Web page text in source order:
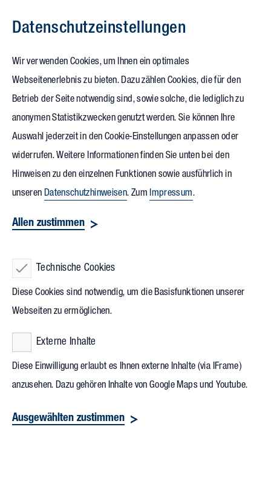
Datenschutz­einstellungen
Wir verwenden Cookies, um Ihnen ein optimales
Webseitenerlebnis zu bieten. Dazu zählen Cookies, die für den
Betrieb der Seite notwendig sind, sowie solche, die lediglich zu
anonymen Statistikzwecken genutzt werden. Sie können Ihre
Auswahl jederzeit in den Cookie-Einstellungen anpassen oder
widerrufen. Weitere Informationen finden Sie unten bei den
Hinweisen zu den einzelnen Funktionen sowie ausführlich in
unseren Datenschutzhinweisen. ZumImpressum.
Allen zustimmen
Technische Cookies
Diese Cookies sind notwendig, um die Basisfunktionen unserer
Webseiten zu ermöglichen.
Externe Inhalte
Diese Einwilligung erlaubt es Ihnen externe Inhalte (via IFrame)
anzusehen. Dazu gehören Inhalte von Google Maps und Youtube.
Ausgewählten zustimmen